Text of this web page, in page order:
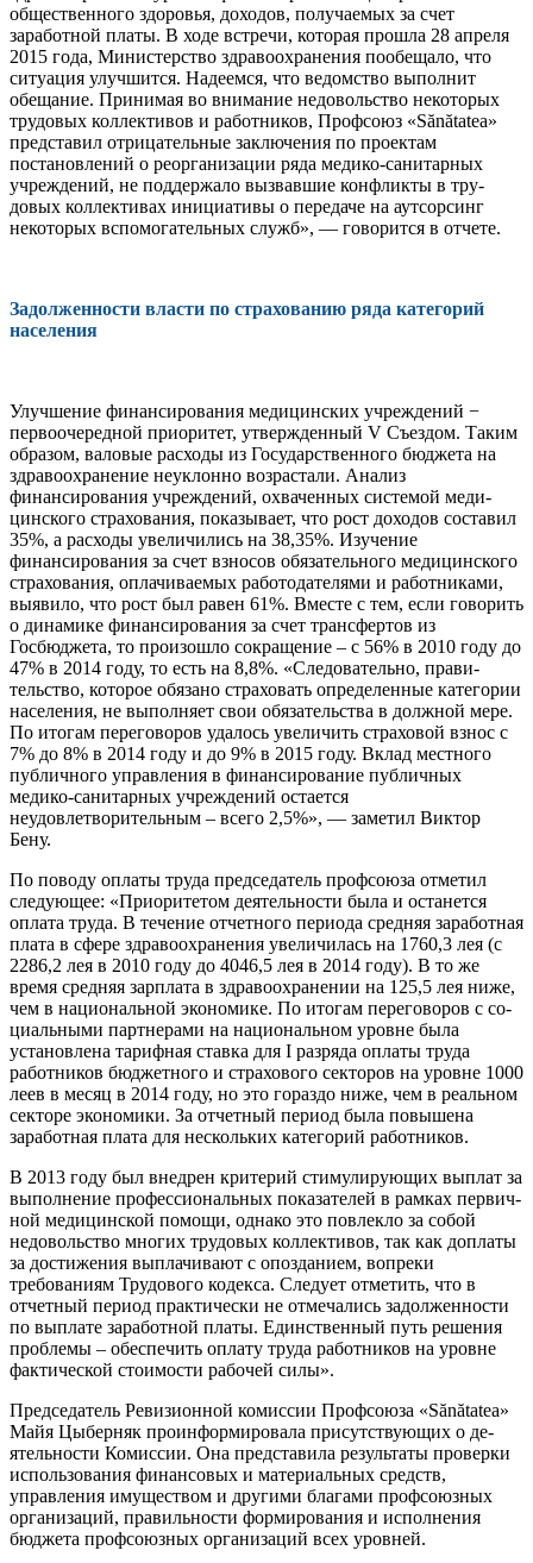
обществен­ного здоровья, доходов, получаемых за счет
заработной платы. В ходе встречи, которая прошла 28 апреля
2015 года, Министерство здравоохранения пообещало, что
ситуация улучшится. Надеемся, что ведомство вы­полнит
обещание. Принимая во внимание недовольство некоторых
трудовых коллек­тивов и работников, Профсоюз «Sănătatea»
представил отрицательные заключения по проектам
постановлений о реорганизации ряда медико-санитарных
учреждений, не поддержало вызвавшие конфликты в тру­
довых коллективах инициативы о передаче на аутсорсинг
некоторых вспомогательных служб», — говорится в отчете.
Задолженности власти по страхованию ряда категорий
населения
Улучшение финансирования медицин­ских учреждений −
первоочередной прио­ритет, утвержденный V Съездом. Таким
об­разом, валовые расходы из Государственно­го бюджета на
здравоохранение неуклон­но возрастали. Анализ
финансирования учреждений, охваченных системой меди­
цинского страхования, показывает, что рост доходов составил
35%, а расходы увеличи­лись на 38,35%. Изучение
финансирования за счет взносов обязательного медицинско­го
страхования, оплачиваемых работодате­лями и работниками,
выявило, что рост был равен 61%. Вместе с тем, если говорить
о ди­намике финансирования за счет трансфер­тов из
Госбюджета, то произошло сокраще­ние – с 56% в 2010 году до
47% в 2014 году, то есть на 8,8%. «Следовательно, прави­
тельство, которое обязано страховать опре­деленные категории
населения, не выпол­няет свои обязательства в должной мере.
По итогам переговоров удалось увеличить страховой взнос с
7% до 8% в 2014 году и до 9% в 2015 году. Вклад местного
публично­го управления в финансирование публич­ных
медико-санитарных учреждений оста­ется
неудовлетворительным – всего 2,5%», — заметил Виктор
Бену.
По поводу оплаты труда председатель профсоюза отметил
следующее: «Приори­тетом деятельности была и останется
опла­та труда. В течение отчетного периода сред­няя заработная
плата в сфере здравоохра­нения увеличилась на 1760,3 лея (с
2286,2 лея в 2010 году до 4046,5 лея в 2014 году). В то же
время средняя зарплата в здравоохра­нении на 125,5 лея ниже,
чем в националь­ной экономике. По итогам переговоров с со­
циальными партнерами на национальном уровне была
установлена тарифная став­ка для I разряда оплаты труда
работников бюджетного и страхового секторов на уров­не 1000
леев в месяц в 2014 году, но это го­раздо ниже, чем в реальном
секторе эконо­мики. За отчетный период была повышена
заработная плата для нескольких категорий работников.
В 2013 году был внедрен критерий стиму­лирующих выплат за
выполнение профес­сиональных показателей в рамках первич­
ной медицинской помощи, однако это по­влекло за собой
недовольство многих тру­довых коллективов, так как доплаты
за достижения выплачивают с опозданием, во­преки
требованиям Трудового кодекса. Сле­дует отметить, что в
отчетный период прак­тически не отмечались задолженности
по выплате заработной платы. Единственный путь решения
проблемы – обеспечить опла­ту труда работников на уровне
фактической стоимости рабочей силы».
Председатель Ревизионной комиссии Профсоюза «Sănătatea»
Майя Цыберняк проинформировала присутствующих о де­
ятельности Комиссии. Она представила ре­зультаты проверки
использования финан­совых и материальных средств,
управления имуществом и другими благами профсоюз­ных
организаций, правильности формиро­вания и исполнения
бюджета профсоюзных организаций всех уровней.